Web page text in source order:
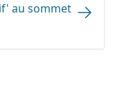
au sommet